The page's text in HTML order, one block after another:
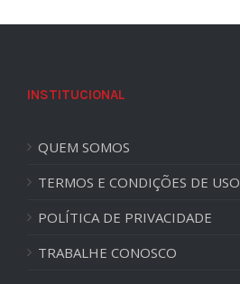
INSTITUCIONAL
QUEM SOMOS
TERMOS E CONDIÇÕES DE USO
POLÍTICA DE PRIVACIDADE
TRABALHE CONOSCO